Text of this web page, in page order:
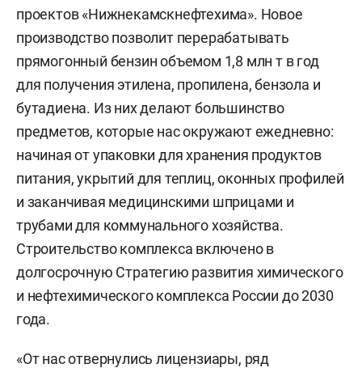
проектов «Нижнекамскнефтехима». Новое
производство позволит перерабатывать
прямогонный бензин объемом 1,8 млн т в год
для получения этилена, пропилена, бензола и
бутадиена. Из них делают большинство
предметов, которые нас окружают ежедневно:
начиная от упаковки для хранения продуктов
питания, укрытий для теплиц, оконных профилей
и заканчивая медицинскими шприцами и
трубами для коммунального хозяйства.
Строительство комплекса включено в
долгосрочную Стратегию развития химического
и нефтехимического комплекса России до 2030
года.
«От нас отвернулись лицензиары, ряд